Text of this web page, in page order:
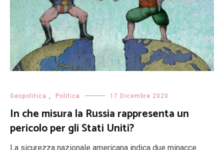
Geopolitica , Politica 17 Dicembre 2020
In che misura la Russia rappresenta un
pericolo per gli Stati Uniti?
La sicurezza nazionale americana indica due minacce